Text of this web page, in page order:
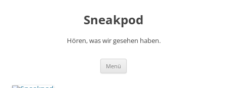
Sneakpod
Hören, was wir gesehen haben.
Menü